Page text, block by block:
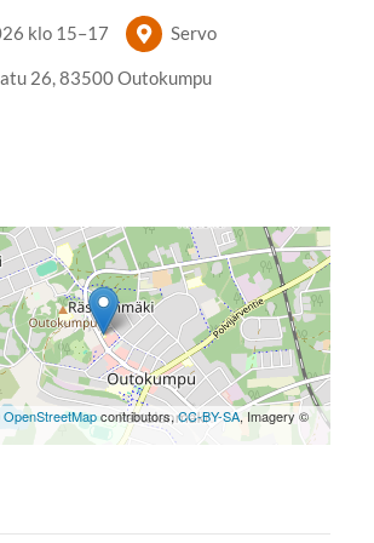
klo 15–17 Servo
26, 83500 Outokumpu
OpenStreetMapcontributors,CC-BY-SA, Imagery ©